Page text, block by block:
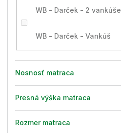
WB - Darček - 2 vankúše
WB - Darček - Vankúš
Nosnosť matraca
Presná výška matraca
Rozmer matraca